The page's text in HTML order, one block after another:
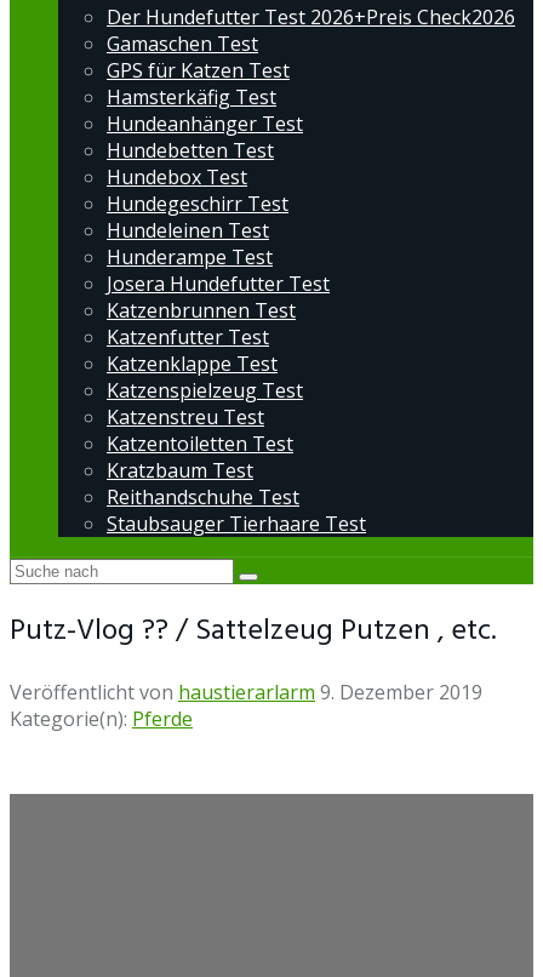
Der Hundefutter Test 2026+Preis Check2026
Gamaschen Test
GPS für Katzen Test
Hamsterkäfig Test
Hundeanhänger Test
Hundebetten Test
Hundebox Test
Hundegeschirr Test
Hundeleinen Test
Hunderampe Test
Josera Hundefutter Test
Katzenbrunnen Test
Katzenfutter Test
Katzenklappe Test
Katzenspielzeug Test
Katzenstreu Test
Katzentoiletten Test
Kratzbaum Test
Reithandschuhe Test
Staubsauger Tierhaare Test
Putz-Vlog ?? / Sattelzeug Putzen , etc.
Veröffentlicht von haustierarlarm 9. Dezember 2019
Kategorie(n): Pferde